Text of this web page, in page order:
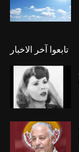
تابعوا آخر الاخبار